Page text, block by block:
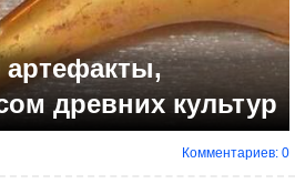
артефакты,
древних культур
Комментариев: 0